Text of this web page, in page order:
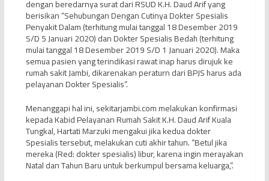
dengan beredarnya surat dari RSUD K.H. Daud Arif yang
berisikan “Sehubungan Dengan Cutinya Dokter Spesialis
Penyakit Dalam (terhitung mulai tanggal 18 Desember 2019
S/D 5 Januari 2020) dan Dokter Spesialis Bedah (terhitung
mulai tanggal 18 Desember 2019 S/D 1 Januari 2020). Maka
semua pasien yang terindikasi rawat inap harus dirujuk ke
rumah sakit Jambi, dikarenakan peraturn dari BPJS harus ada
pelayanan Dokter Spesialis”.
Menanggapi hal ini, sekitarjambi.com melakukan konfirmasi
kepada Kabid Pelayanan Rumah Sakit K.H. Daud Arif Kuala
Tungkal, Hartati Marzuki mengakui jika kedua dokter
Spesialis tersebut, melakukan cuti akhir tahun. “Betul jika
mereka (Red: dokter spesialis) libur, karena ingin merayakan
Natal dan Tahun Baru untuk berkumpul bersama keluarga,”.